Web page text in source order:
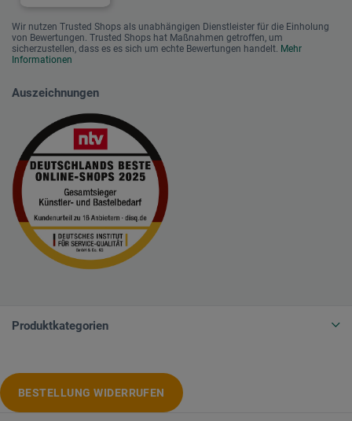
Wir nutzen Trusted Shops als unabhängigen Dienstleister für die Einholung
von Bewertungen. Trusted Shops hat Maßnahmen getroffen, um
sicherzustellen, dass es es sich um echte Bewertungen handelt. Mehr
Informationen
Auszeichnungen
Produktkategorien
BESTELLUNG WIDERRUFEN